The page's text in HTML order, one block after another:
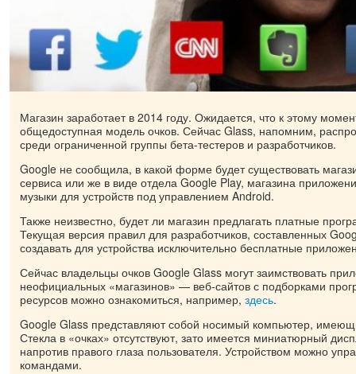
Магазин заработает в 2014 году. Ожидается, что к этому
общедоступная модель очков. Сейчас Glass, напомним,
среди ограниченной группы бета-тестеров и разработчиков.
Google не сообщила, в какой форме будет существовать
сервиса или же в виде отдела Google Play, магазина
музыки для устройств под управлением Android.
Также неизвестно, будет ли магазин предлагать платные
Текущая версия правил для разработчиков, составленных
создавать для устройства исключительно бесплатные
Сейчас владельцы очков Google Glass могут заимствовать
неофициальных «магазинов» — веб-сайтов с подборками
ресурсов можно ознакомиться, например, здесь.
Google Glass представляют собой носимый компьютер,
Стекла в «очках» отсутствуют, зато имеется миниатюрный
напротив правого глаза пользователя. Устройством можно
командами.